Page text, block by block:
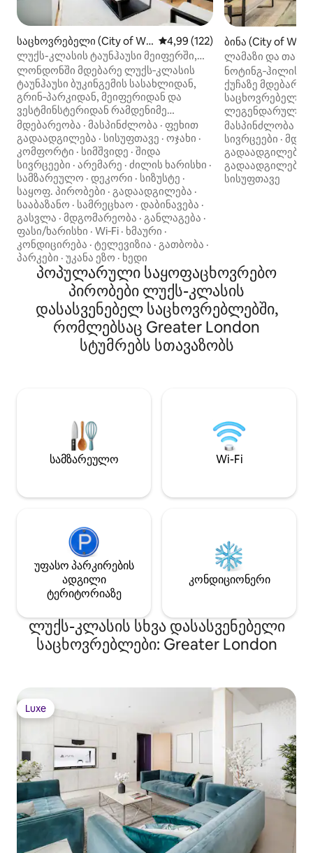
საცხოვრებელი (City of We
stminster)
საშუალო შეფასებაა 5‑დან
4,99 (122)
ლუქს-კლასის ტაუნჰაუსი მეიფერში,
ბუკინგემის სასახლის მახლობლად
ლონდონში მდებარე ლუქს‑კლასის
ტაუნჰაუსი ბუკინგემის სასახლიდან,
გრინ‑პარკიდან, მეიფერიდან და
ვესტმინსტერიდან რამდენიმე
ნაბიჯშია. დასასვენებლად
განკუთვნილი ეს მაღალი კლასის
საცხოვრებელი იდეალურია
ოჯახებისთვის, ჯგუფებისა და საქმიანი
მოგზაურებისთვის. აქ არის სამი
ელეგანტური საძინებელი, პირადი
სპორტდარბაზი, სწრაფი
Wi‑Fi კავშირი და ღია გეგმარების
ფართო მისაღები ოთახი. მოინახულეთ
ცნობილი ღირსშესანიშნაობები,
სამეფო პარკები, მსოფლიო დონის
რესტორნები და პრემიუმკლასის
მაღაზიები. დატკბით დიზაინერული
ინტერიერით, თანამედროვე
საყოფაცხოვრებო პირობებითა
და განსაკუთრებული კომფორტით
ლონდონის ცენტრში მდებარე
დასასვენებელ სახლში.
მდებარეობა · მასპინძლობა · ფეხით
გადაადგილება · სისუფთავე · ოჯახი ·
კომფორტი · სიმშვიდე · შიდა
სივრცეები · არემარე · ძილის ხარისხი ·
სამზარეულო · დეკორი · სიზუსტე ·
საყოფ. პირობები · გადაადგილება ·
სააბაზანო · სამრეცხაო · დაბინავება ·
გასვლა · მდგომარეობა · განლაგება ·
ფასი/ხარისხი · Wi‑Fi · ხმაური ·
კონდიცირება · ტელევიზია · გათბობა ·
პარკები · უკანა ეზო · ხედი
ბინა (City of
ლამაზი და
ლონდონის
ნოტინგ‑ჰილის
ქუჩაზე მდებარე
საცხოვრებელი
ლეგენდარული
პირველ
უსაფეხურო
ასევე, მთელ
შექმნილია
შაბათ‑კვირის
მყუდრო
რომელიც
სტუმრებისთვის,
სტილს,
სტუმრობას.
მასპინძლობა
სივრცეები ·
გადაადგილება
გადაადგილება
სისუფთავე
პოპულარული საყოფაცხოვრებო
პირობები ლუქს-კლასის
დასასვენებელ საცხოვრებლებში,
რომლებსაც Greater London
სტუმრებს სთავაზობს
სამზარეულო Wi-Fi
უფასო პარკირების
ადგილი
ტერიტორიაზე
კონდიციონერი
ლუქს-კლასის სხვა დასასვენებელი
საცხოვრებლები: Greater London
Luxe
Luxe